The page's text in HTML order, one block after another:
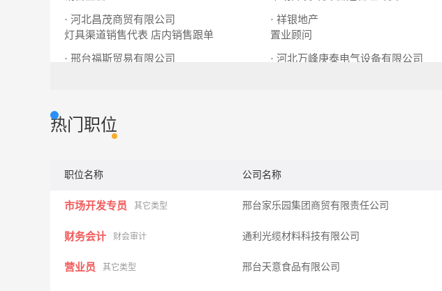
· 河北昌茂商贸有限公司
灯具渠道销售代表 店内销售跟单
· 祥银地产
置业顾问
· 邢台福斯贸易有限公司
· 河北万峰庚泰电气设备有限公司
热门职位
职位名称 公司名称
市场开发专员 其它类型 邢台家乐园集团商贸有限责任公司
财务会计 财会审计 通利光缆材料科技有限公司
营业员 其它类型 邢台天意食品有限公司